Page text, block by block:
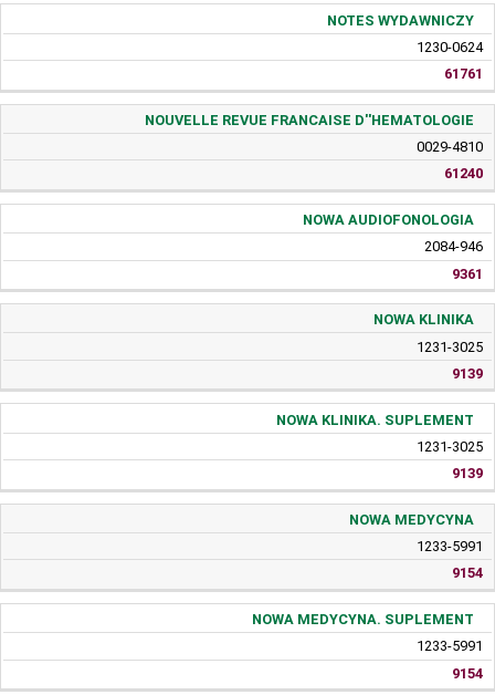
NOTES WYDAWNICZY
1230-0624
61761
NOUVELLE REVUE FRANCAISE D''HEMATOLOGIE
0029-4810
61240
NOWA AUDIOFONOLOGIA
2084-946
9361
NOWA KLINIKA
1231-3025
9139
NOWA KLINIKA. SUPLEMENT
1231-3025
9139
NOWA MEDYCYNA
1233-5991
9154
NOWA MEDYCYNA. SUPLEMENT
1233-5991
9154